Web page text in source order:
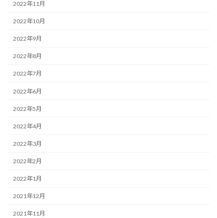
2022年11月
2022年10月
2022年9月
2022年8月
2022年7月
2022年6月
2022年5月
2022年4月
2022年3月
2022年2月
2022年1月
2021年12月
2021年11月